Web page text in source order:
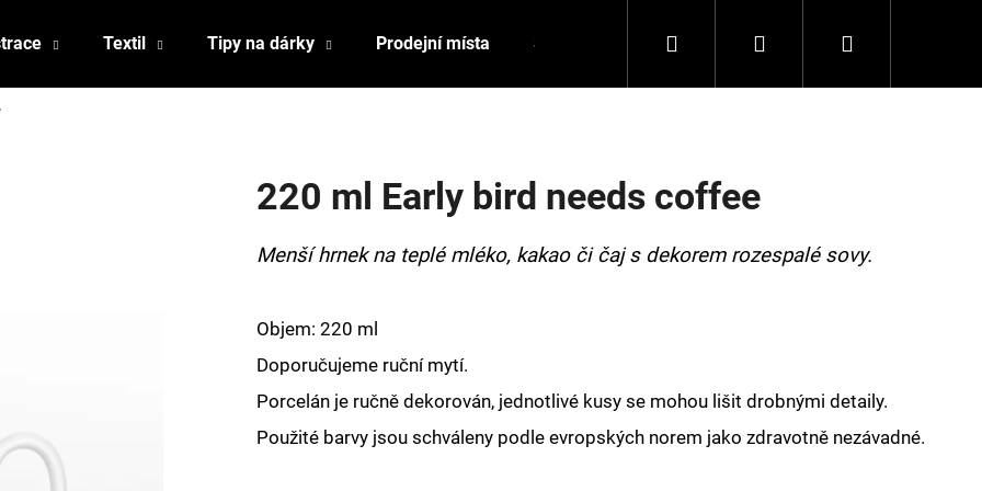
Textil Tipy na dárky Prodejní místa Spolupráce Kontakty
Hledat PřihlášeníNákupní
220 ml Early bird needs coffee
Menší hrnek na teplé mléko, kakao či čaj s dekorem rozespalé sovy.
Objem: 220 ml
Doporučujeme ruční mytí.
Porcelán je ručně dekorován, jednotlivé kusy se mohou lišit drobnými detaily.
Použité barvy jsou schváleny podle evropských norem jako zdravotně nezávadné.
HLEDAT